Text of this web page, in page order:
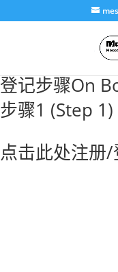
登记步骤On
步骤1 (Step 1)
点击此处注册